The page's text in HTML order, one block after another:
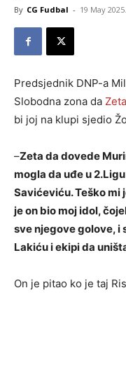
By CG Fudbal - 19 May
Predsjednik DNP-a
Slobodna zona da Zeta
bi joj na klupi sjedio
–Zeta da dovede
mogla da uđe u
Savićeviću. Teško mi
je on bio moj idol,
sve njegove golove, i
Lakiću i ekipi da
On je pitao ko je taj